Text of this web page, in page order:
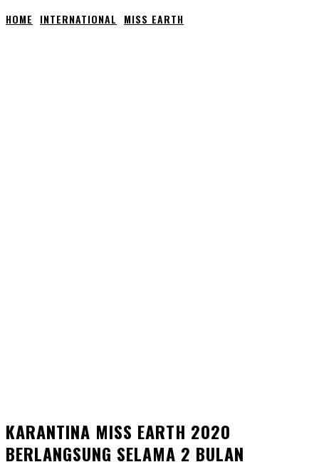
HOME INTERNATIONAL MISS EARTH
KARANTINA MISS EARTH 2020
BERLANGSUNG SELAMA 2 BULAN